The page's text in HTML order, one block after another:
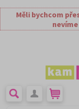
Měli bychcom